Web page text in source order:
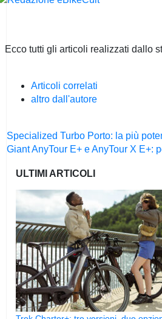
Ecco tutti gli articoli realizzati dallo
Articoli correlati
altro dall'autore
Navigazione
articoli
Specialized Turbo Porto: la più
Giant AnyTour E+ e AnyTour X E+:
ULTIMI ARTICOLI